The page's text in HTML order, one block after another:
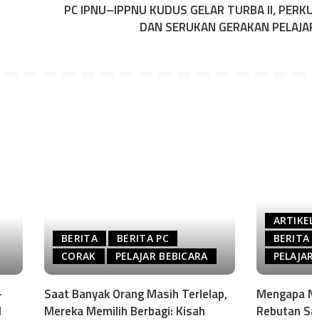
PC IPNU–IPPNU KUDUS GELAR TURBA II,
DAN SERUKAN GERAKAN
BERITA
BERITA PC
CORAK
PELAJAR BEBICARA
Saat Banyak Orang Masih Terlelap,
Mereka Memilih Berbagi: Kisah
BERITA
Mengapa
Rebutan